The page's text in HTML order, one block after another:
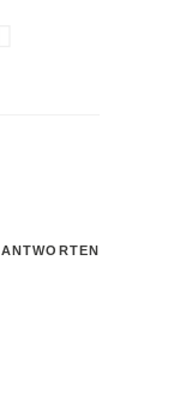
ANTWORTEN